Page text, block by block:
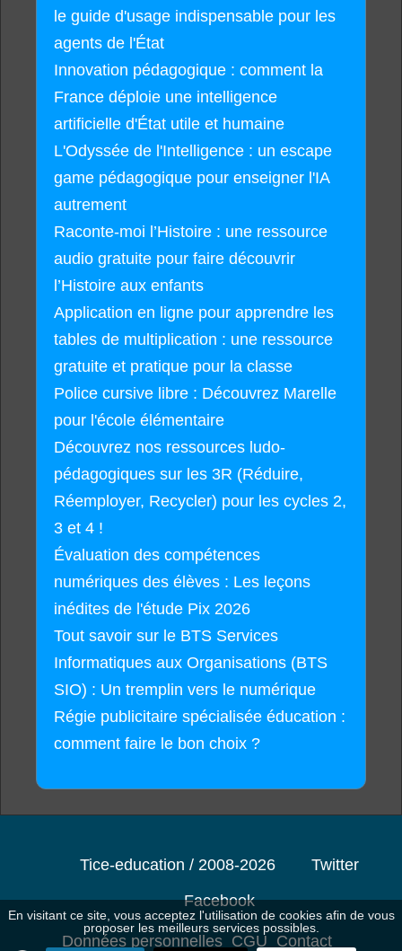
le guide d'usage indispensable pour les
agents de l'État
Innovation pédagogique : comment la
France déploie une intelligence
artificielle d'État utile et humaine
L'Odyssée de l'Intelligence : un escape
game pédagogique pour enseigner l'IA
autrement
Raconte-moi l’Histoire : une ressource
audio gratuite pour faire découvrir
l’Histoire aux enfants
Application en ligne pour apprendre les
tables de multiplication : une ressource
gratuite et pratique pour la classe
Police cursive libre : Découvrez Marelle
pour l'école élémentaire
Découvrez nos ressources ludo-
pédagogiques sur les 3R (Réduire,
Réemployer, Recycler) pour les cycles 2,
3 et 4 !
Évaluation des compétences
numériques des élèves : Les leçons
inédites de l'étude Pix 2026
Tout savoir sur le BTS Services
Informatiques aux Organisations (BTS
SIO) : Un tremplin vers le numérique
Régie publicitaire spécialisée éducation :
comment faire le bon choix ?
Tice-education / 2008-2026
Twitter
Facebook
Données personnelles CGU Contact
En visitant ce site, vous acceptez l'utilisation de cookies afin de vous
proposer les meilleurs services possibles.